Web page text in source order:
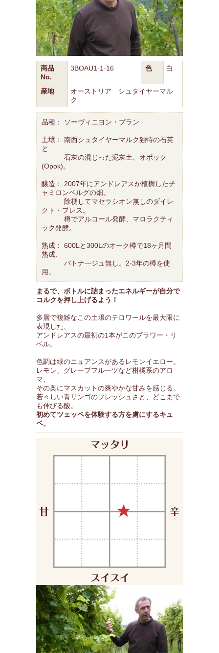
商品
No.
3BOAU1-1-16 色 白
産地
オーストリア シュタイヤーマル
ク
品種： ソーヴィニヨン・ブラン
土壌： 南西シュタイヤーマルク独特の石英
と
石灰の混じった泥灰土、オポック
(Opok)。
醸造： 2007年にアンドレアスが植樹したチ
ャミロンベルグの畑。
除梗してマセラシオン無しのダイレ
クト・プレス。
樽でアルコール発酵、マロラクティ
ック発酵。
熟成： 600Lと300Lのオーク樽で18ヶ月間
熟成、
バトナ―ジュ無し。2-3年の樽を使
用。
まるで、ボトルに詰まったエネルギーが自分で
コルクを押し上げるよう！
多層で複雑なこの土壌のテロワールを最大限に
表現した、
アンドレアスの最初の1本がこのブラワー・リ
ベル。
色調は緑のニュアンスがあるレモンイエロー。
レモン、グレープフルーツなど柑橘系のアロ
マ、
その奥にマスカットの爽やかな甘みを感じる。
若々しい青リンゴのフレッシュさと、どこまで
も伸びる酸。
初めてツェッペを体験する方を虜にするキュ
ベ。